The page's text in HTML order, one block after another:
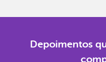
Depoimentos